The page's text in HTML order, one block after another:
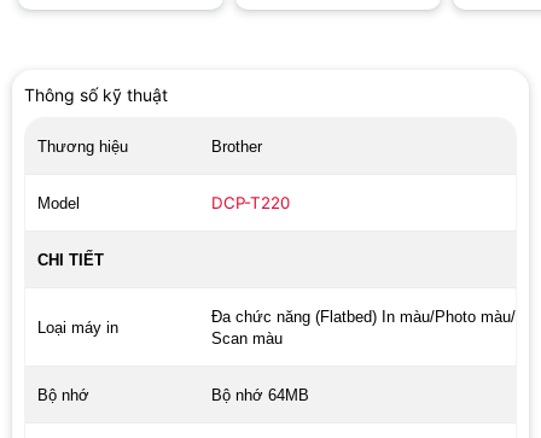
Thông số kỹ thuật
Thương hiệu Brother
Model DCP-T220
CHI TIẾT
Loại máy in
Đa chức năng (Flatbed) In màu/Photo màu/
Scan màu
Bộ nhớ Bộ nhớ 64MB